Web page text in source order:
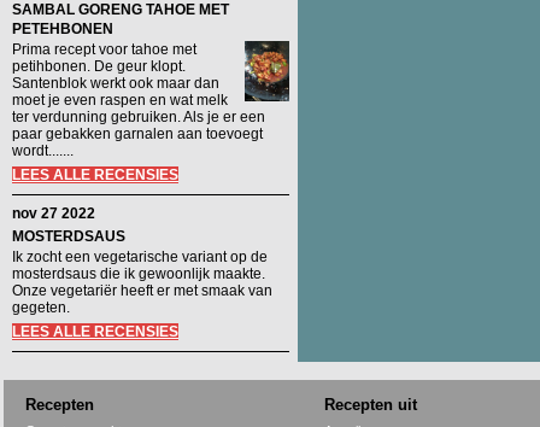
SAMBAL GORENG TAHOE MET
PETEHBONEN
Prima recept voor tahoe met
petihbonen. De geur klopt.
Santenblok werkt ook maar dan
moet je even raspen en wat melk
ter verdunning gebruiken. Als je er een
paar gebakken garnalen aan toevoegt
wordt.......
LEES ALLE RECENSIES
nov 27 2022
MOSTERDSAUS
Ik zocht een vegetarische variant op de
mosterdsaus die ik gewoonlijk maakte.
Onze vegetariër heeft er met smaak van
gegeten.
LEES ALLE RECENSIES
Recepten Recepten uit